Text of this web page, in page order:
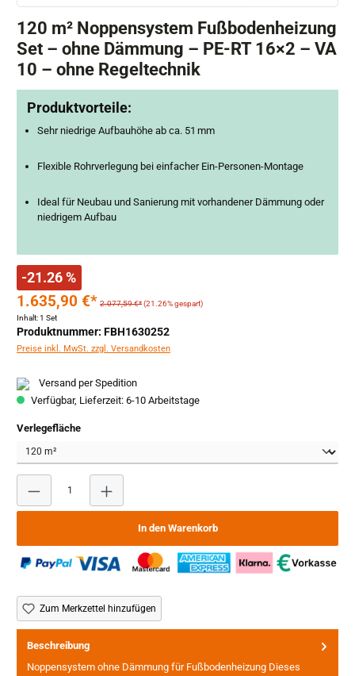
120 m² Noppensystem Fußbodenheizung
Set – ohne Dämmung – PE-RT 16×2 – VA
10 – ohne Regeltechnik
Produktvorteile:
Sehr niedrige Aufbauhöhe ab ca. 51 mm
Flexible Rohrverlegung bei einfacher Ein-Personen-Montage
Ideal für Neubau und Sanierung mit vorhandener Dämmung oder
niedrigem Aufbau
-21.26 %
1.635,90 €* 2.077,59 €*(21.26% gespart)
Inhalt:1 Set
Produktnummer: FBH1630252
Preise inkl. MwSt. zzgl. Versandkosten
Versand per Spedition
Verfügbar, Lieferzeit: 6-10 Arbeitstage
Verlegeflächeauswählen
Produkt Anzahl: Gib den gewünschten Wert ein oder
In den Warenkorb
Zum Merkzettel hinzufügen
Beschreibung
Noppensystem ohne Dämmung für Fußbodenheizung Dieses